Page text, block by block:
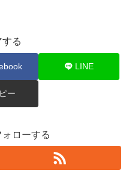
する
LINE
ー
ローする